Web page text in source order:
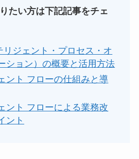
たい方は下記記事をチェ
リジェント・プロセス・オ
ション）の概要と活用方法
ント フローの仕組みと導
ント フローによる業務改
ント